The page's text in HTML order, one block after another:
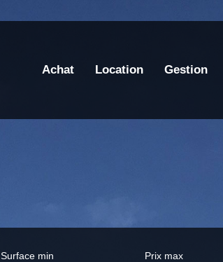
Achat Location Gestion
Surface min Prix max